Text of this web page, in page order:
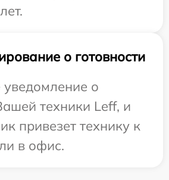
о готовности
о
техники Leff, и
привезет технику к
в офис.